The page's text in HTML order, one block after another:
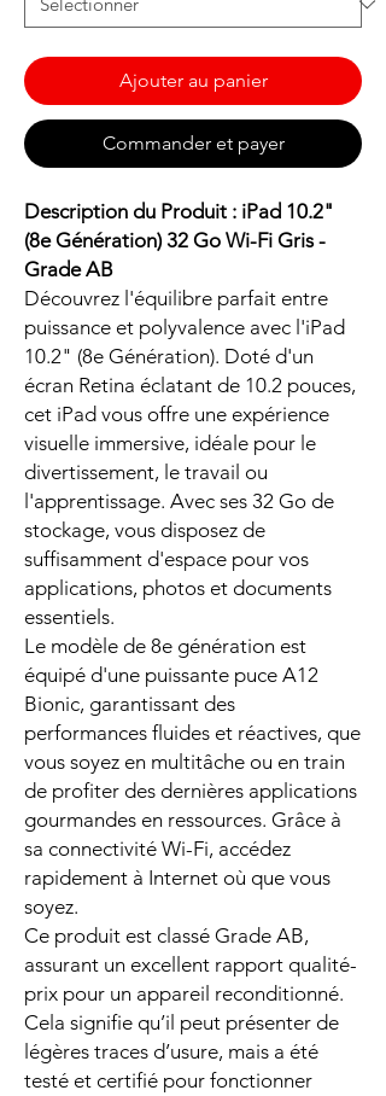
Ajouter au panier
Commander et payer
Description du Produit : iPad 10.2"
(8e Génération) 32 Go Wi-Fi Gris -
Grade AB
Découvrez l'équilibre parfait entre
puissance et polyvalence avec l'iPad
10.2" (8e Génération). Doté d'un
écran Retina éclatant de 10.2 pouces,
cet iPad vous offre une expérience
visuelle immersive, idéale pour le
divertissement, le travail ou
l'apprentissage. Avec ses 32 Go de
stockage, vous disposez de
suffisamment d'espace pour vos
applications, photos et documents
essentiels.
Le modèle de 8e génération est
équipé d'une puissante puce A12
Bionic, garantissant des
performances fluides et réactives, que
vous soyez en multitâche ou en train
de profiter des dernières applications
gourmandes en ressources. Grâce à
sa connectivité Wi-Fi, accédez
rapidement à Internet où que vous
soyez.
Ce produit est classé Grade AB,
assurant un excellent rapport qualité-
prix pour un appareil reconditionné.
Cela signifie qu’il peut présenter de
légères traces d’usure, mais a été
testé et certifié pour fonctionner